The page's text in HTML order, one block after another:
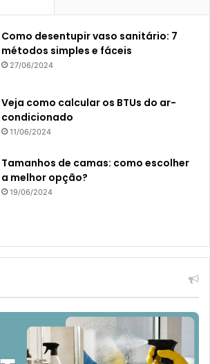
Como desentupir vaso sanitário: 7
métodos simples e fáceis
27/06/2024
Veja como calcular os BTUs do ar-
condicionado
11/06/2024
Tamanhos de camas: como escolher
a melhor opção?
19/06/2024